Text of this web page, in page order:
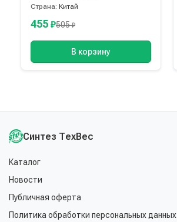
Страна: Китай
455 ₽505₽
В корзину
Синтез ТехВес
Каталог
Новости
Публичная оферта
Политика обработки персональных данных